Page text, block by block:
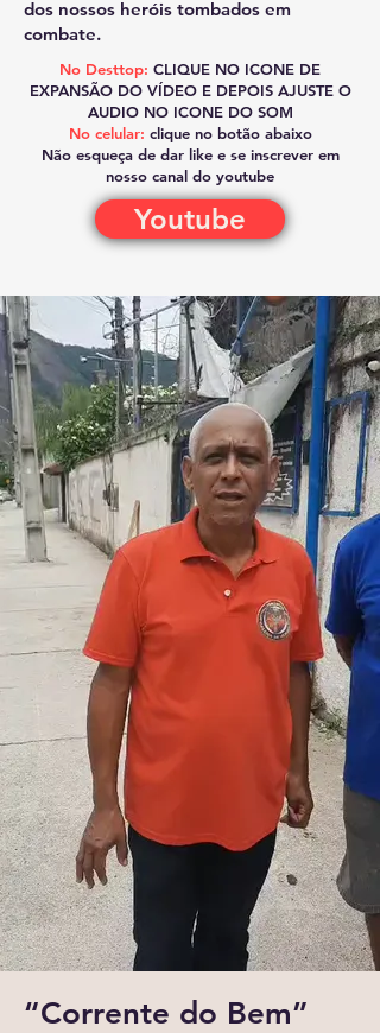
dos nossos heróis tombados em
combate.
No Desttop: CLIQUE NO ICONE DE
EXPANSÃO DO VÍDEO E DEPOIS AJUSTE O
AUDIO NO ICONE DO SOM
No celular: clique no botão abaixo
Não esqueça de dar like e se inscrever em
nosso canal do youtube
Youtube
“Corrente do Bem”